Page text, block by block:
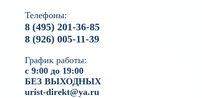
Телефоны:
8 (495) 201-36-85
8 (926) 005-11-39
График работы:
с 9:00 до 19:00
БЕЗ ВЫХОДНЫХ
urist-direkt@ya.ru